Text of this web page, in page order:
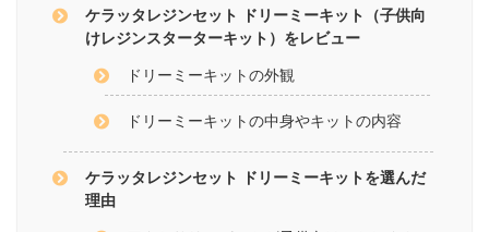
ケラッタレジンセット ドリーミーキット（子供向
けレジンスターターキット）をレビュー
ドリーミーキットの外観
ドリーミーキットの中身やキットの内容
ケラッタレジンセット ドリーミーキットを選んだ
理由